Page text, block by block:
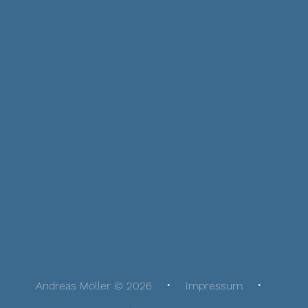
Andreas Möller © 2026
Impressum